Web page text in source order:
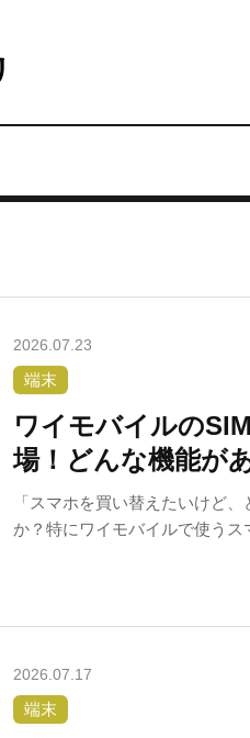
2026.07.23
端末
ワイモバイルの
場！どんな機能が
「スマホを買い替えたいけど
か？特にワイモバイルで使う
2026.07.17
端末